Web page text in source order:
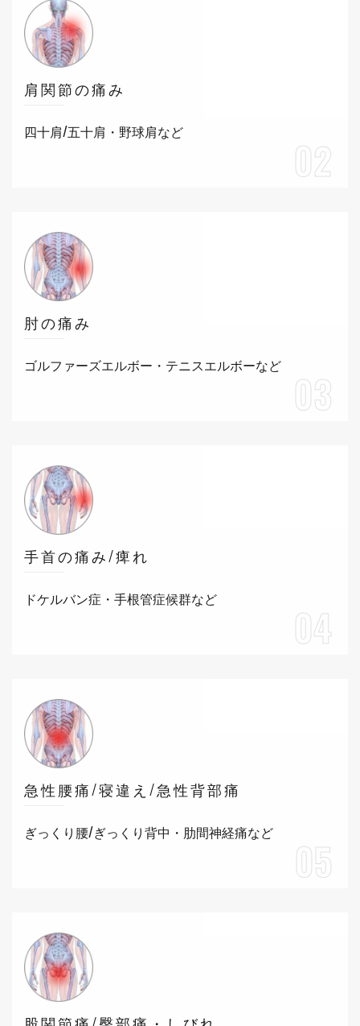
肩関節の痛み
四十肩/五十肩・野球肩など
02
肘の痛み
ゴルファーズエルボー・テニスエルボーなど
03
手首の痛み/痺れ
ドケルバン症・手根管症候群など
04
急性腰痛/寝違え/急性背部痛
ぎっくり腰/ぎっくり背中・肋間神経痛など
05